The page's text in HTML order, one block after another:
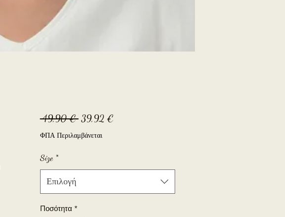
49,90 € Κανονική
τιμή
39,92 €Τιμή
ΦΠΑ Περιλαμβάνεται
Size *
Επιλογή
Ποσότητα *